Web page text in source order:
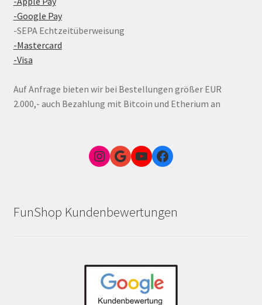
-Google Pay
-SEPA Echtzeitüberweisung
-Mastercard
-Visa
Auf Anfrage bieten wir bei Bestellungen größer EUR
2.000,- auch Bezahlung mit Bitcoin und Etherium an
Instagram
Google Link zum FunShop WienYouTubeFacebook
FunShop Kundenbewertungen